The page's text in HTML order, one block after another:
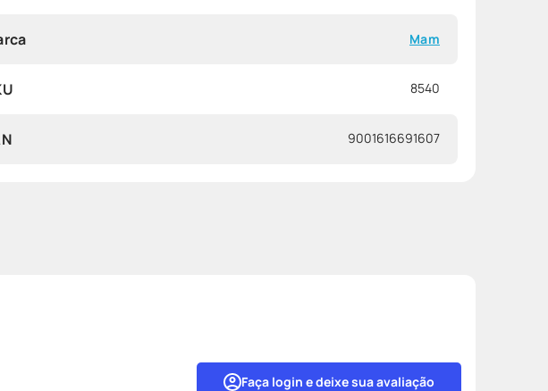
Mam
8540
9001616691607
Faça login e deixe sua avaliação